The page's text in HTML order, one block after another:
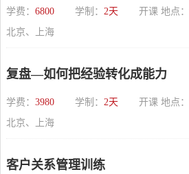
学费： 6800 学制： 2天 开课 地点：
北京、上海
复盘—如何把经验转化成能力
学费： 3980 学制： 2天 开课 地点：
北京、上海
客户关系管理训练